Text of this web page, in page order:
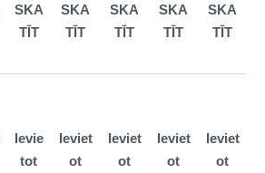
SKA
TĪT
SKA
TĪT
SKA
TĪT
SKA
TĪT
SKA
TĪT
Ievie
tot
Ieviet
ot
Ieviet
ot
Ieviet
ot
Ieviet
ot